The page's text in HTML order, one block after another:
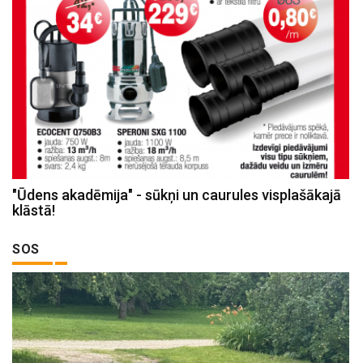
"Ūdens akadēmija" - sūkņi un caurules visplašākajā
klāstā!
SOS